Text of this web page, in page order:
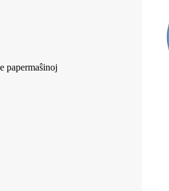
papermaŝinoj